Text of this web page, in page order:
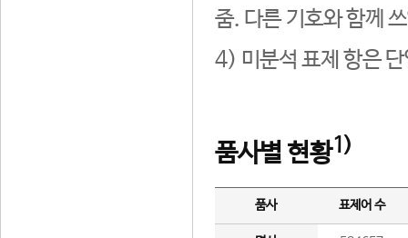
줌. 다른 기호와 함께
4) 미분석 표제 항은
품사별 현황1)
품사 표제어 수